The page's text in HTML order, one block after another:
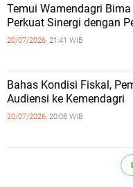
Temui Wamendagri
Perkuat Sinergi dengan
20/07/2026, 21:41 WIB
Bahas Kondisi Fiskal,
Audiensi ke Kemendagri
20/07/2026, 20:08 WIB